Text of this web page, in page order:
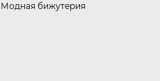
Модная бижутерия